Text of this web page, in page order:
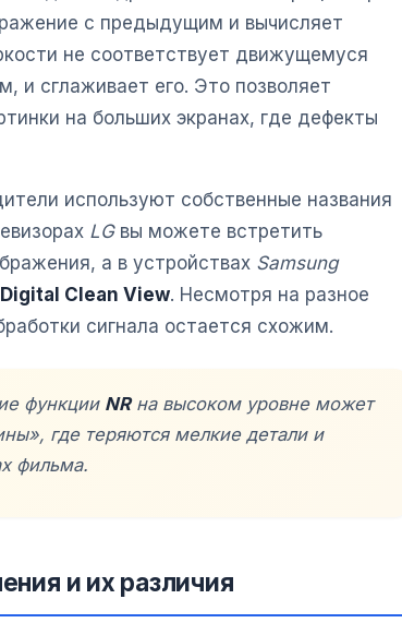
с предыдущим и вычисляет
не соответствует движущемуся
и сглаживает его. Это позволяет
на больших экранах, где дефекты
используют собственные названия
LGвы можете встретить
а в устройствах Samsung
Digital Clean View. Несмотря на разное
сигнала остается схожим.
функции NRна высоком уровне может
где теряются мелкие детали и
фильма.
и их различия